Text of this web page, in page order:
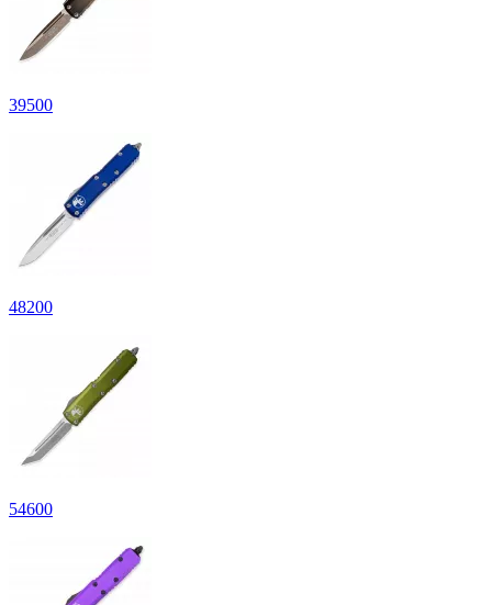
39500
48200
54600